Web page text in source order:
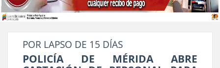
POR LAPSO DE 15 DÍAS
POLICÍA DE MÉRIDA ABRE